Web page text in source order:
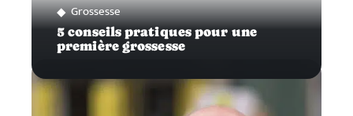
Grossesse
5 conseils pratiques pour une
première grossesse